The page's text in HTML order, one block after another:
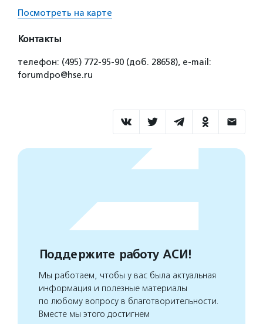
Посмотреть на карте
Контакты
телефон: (495) 772-95-90 (доб. 28658), e-mail:
forumdpo@hse.ru
Поддержите работу АСИ!
Мы работаем, чтобы у вас была актуальная
информация и полезные материалы
по любому вопросу в благотворительности.
Вместе мы этого достигнем